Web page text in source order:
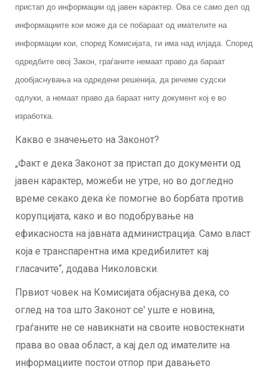
пристап до информации од јавен карактер. Ова се само дел од
информациите кои може да се побараат од имателите на
информации кои, според Комисијата, ги има над илјада. Според
одредбите овој Закон, граѓаните немаат право да бараат
дообјаснувања на одредени решенија, да речеме судски
одлуки, а немаат право да бараат ниту документ кој е во
изработка.
Какво е значењето на Законот?
„Факт е дека Законот за пристап до документи од
јавен карактер, можеби не утре, но во догледно
време секако дека ќе помогне во борбата против
корупцијата, како и во подобрување на
ефикасноста на јавната администрација. Само власт
која е транспарентна има кредибилитет кај
гласачите“, додава Николовски.
Првиот човек на Комисијата објаснува дека, со
оглед на тоа што Законот се' уште е новина,
граѓаните не се навикнати на своите новостекнати
права во оваа област, а кај дел од имателите на
информациите постои отпор при давањето